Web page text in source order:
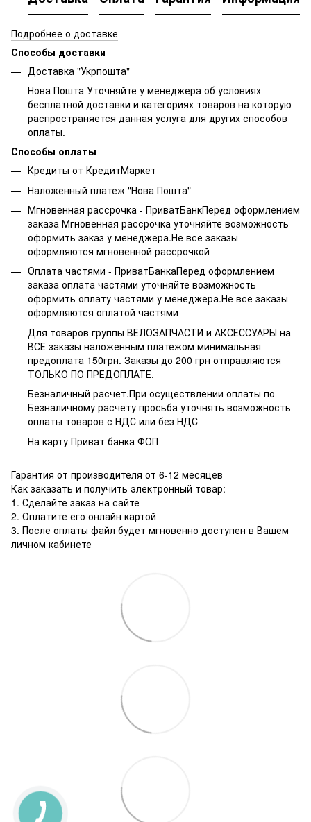
Подробнее о доставке
Способы доставки
Доставка "Укрпошта"
Нова Пошта Уточняйте у менеджера об условиях
бесплатной доставки и категориях товаров на которую
распространяется данная услуга для других способов
оплаты.
Способы оплаты
Кредиты от КредитМаркет
Наложенный платеж "Нова Пошта"
Мгновенная рассрочка - ПриватБанкПеред оформлением
заказа Мгновенная рассрочка уточняйте возможность
оформить заказ у менеджера.Не все заказы
оформляются мгновенной рассрочкой
Оплата частями - ПриватБанкаПеред оформлением
заказа оплата частями уточняйте возможность
оформить оплату частями у менеджера.Не все заказы
оформляются оплатой частями
Для товаров группы ВЕЛОЗАПЧАСТИ и АКСЕССУАРЫ на
ВСЕ заказы наложенным платежом минимальная
предоплата 150грн. Заказы до 200 грн отправляются
ТОЛЬКО ПО ПРЕДОПЛАТЕ.
Безналичный расчет.При осуществлении оплаты по
Безналичному расчету просьба уточнять возможность
оплаты товаров с НДС или без НДС
На карту Приват банка ФОП
Гарантия от производителя от 6-12 месяцев
Как заказать и получить электронный товар:
1. Сделайте заказ на сайте
2. Оплатите его онлайн картой
3. После оплаты файл будет мгновенно доступен в Вашем
личном кабинете